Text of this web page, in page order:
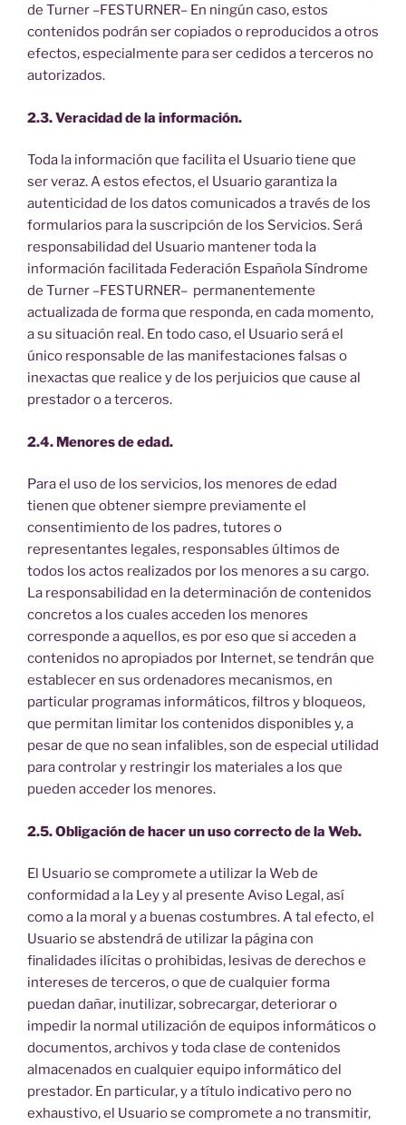
de Turner –FESTURNER– En ningún caso, estos
contenidos podrán ser copiados o reproducidos a otros
efectos, especialmente para ser cedidos a terceros no
autorizados.
2.3. Veracidad de la información.
Toda la información que facilita el Usuario tiene que
ser veraz. A estos efectos, el Usuario garantiza la
autenticidad de los datos comunicados a través de los
formularios para la suscripción de los Servicios. Será
responsabilidad del Usuario mantener toda la
información facilitada Federación Española Síndrome
de Turner –FESTURNER– permanentemente
actualizada de forma que responda, en cada momento,
a su situación real. En todo caso, el Usuario será el
único responsable de las manifestaciones falsas o
inexactas que realice y de los perjuicios que cause al
prestador o a terceros.
2.4. Menores de edad.
Para el uso de los servicios, los menores de edad
tienen que obtener siempre previamente el
consentimiento de los padres, tutores o
representantes legales, responsables últimos de
todos los actos realizados por los menores a su cargo.
La responsabilidad en la determinación de contenidos
concretos a los cuales acceden los menores
corresponde a aquellos, es por eso que si acceden a
contenidos no apropiados por Internet, se tendrán que
establecer en sus ordenadores mecanismos, en
particular programas informáticos, filtros y bloqueos,
que permitan limitar los contenidos disponibles y, a
pesar de que no sean infalibles, son de especial utilidad
para controlar y restringir los materiales a los que
pueden acceder los menores.
2.5. Obligación de hacer un uso correcto de la Web.
El Usuario se compromete a utilizar la Web de
conformidad a la Ley y al presente Aviso Legal, así
como a la moral y a buenas costumbres. A tal efecto, el
Usuario se abstendrá de utilizar la página con
finalidades ilícitas o prohibidas, lesivas de derechos e
intereses de terceros, o que de cualquier forma
puedan dañar, inutilizar, sobrecargar, deteriorar o
impedir la normal utilización de equipos informáticos o
documentos, archivos y toda clase de contenidos
almacenados en cualquier equipo informático del
prestador. En particular, y a título indicativo pero no
exhaustivo, el Usuario se compromete a no transmitir,